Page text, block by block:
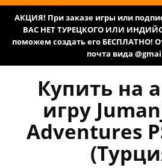
АКЦИЯ! При заказе игры или
ВАС НЕТ ТУРЕЦКОГО ИЛИ
поможем создать его БЕСПЛАТНО!
почта вида
Купить на
игру
Adventures